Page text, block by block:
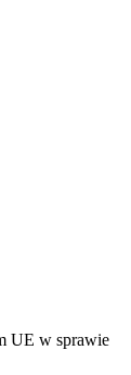
UE w sprawie